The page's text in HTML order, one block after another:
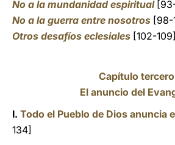
No a la mundanidad espiritual
No a la guerra entre nosotros [98-
Otros desafíos eclesiales [102-109]
Capítulo tercero
El anuncio del
I. Todo el Pueblo de Dios anuncia
134]